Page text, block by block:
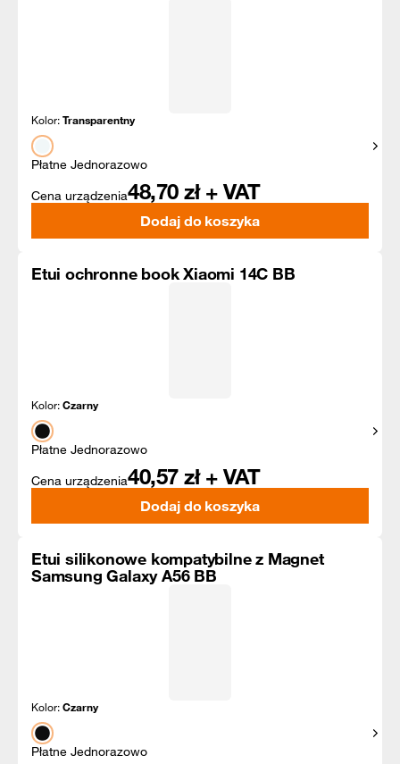
Kolor:Transparentny
Płatne Jednorazowo
Cena urządzenia48,70 zł + VAT
Dodaj do koszyka
Etui ochronne book Xiaomi 14C BB
Kolor:Czarny
Płatne Jednorazowo
Cena urządzenia40,57 zł + VAT
Dodaj do koszyka
Etui silikonowe kompatybilne z Magnet
Samsung Galaxy A56 BB
Kolor:Czarny
Płatne Jednorazowo